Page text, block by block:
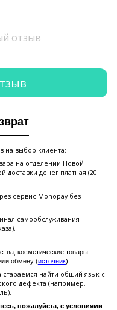
отзыв
на выбор клиента:
на отделении Новой
доставки денег платная (20
сервис Monopay без
самообслуживания
косметические товары
обмену (источник)
стараемся найти общий язык с
дефекта (например,
пожалуйста, с условиями